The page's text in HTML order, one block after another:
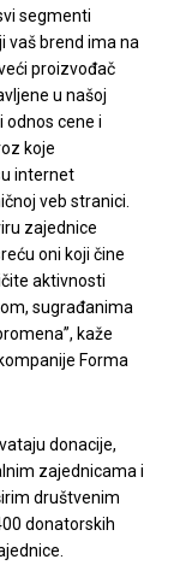
segmenti
vaš brend ima na
proizvođač
u našoj
odnos cene i
koje
internet
veb stranici.
zajednice
oni koji čine
aktivnosti
sugrađanima
kaže
Forma
donacije,
zajednicama i
društvenim
donatorskih